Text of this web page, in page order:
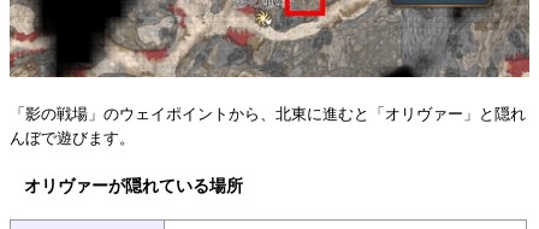
「影の戦場」のウェイポイントから、北東に進むと「オリヴァー」と隠れ
んぼで遊びます。
オリヴァーが隠れている場所